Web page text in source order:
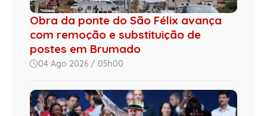
Obra da ponte do São Félix avança
com remoção e substituição de
postes em Brumado
04 Ago 2026 / 05h00